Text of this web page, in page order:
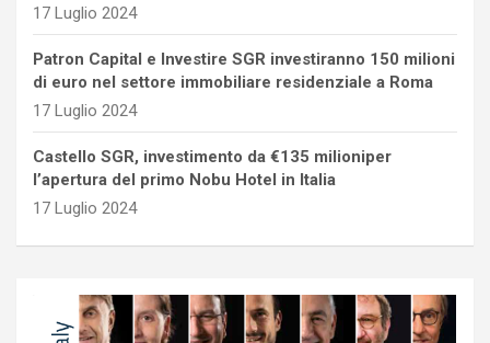
17 Luglio 2024
Patron Capital e Investire SGR investiranno 150 milioni
di euro nel settore immobiliare residenziale a Roma
17 Luglio 2024
Castello SGR, investimento da €135 milioniper
l’apertura del primo Nobu Hotel in Italia
17 Luglio 2024